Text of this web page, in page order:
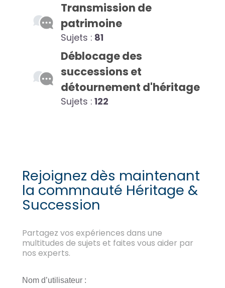
Transmission de
patrimoine
Sujets : 81
Déblocage des
successions et
détournement d'héritage
Sujets : 122
Rejoignez dès maintenant
la commnauté Héritage &
Succession
Partagez vos expériences dans une
multitudes de sujets et faites vous aider par
nos experts.
Nom d’utilisateur :